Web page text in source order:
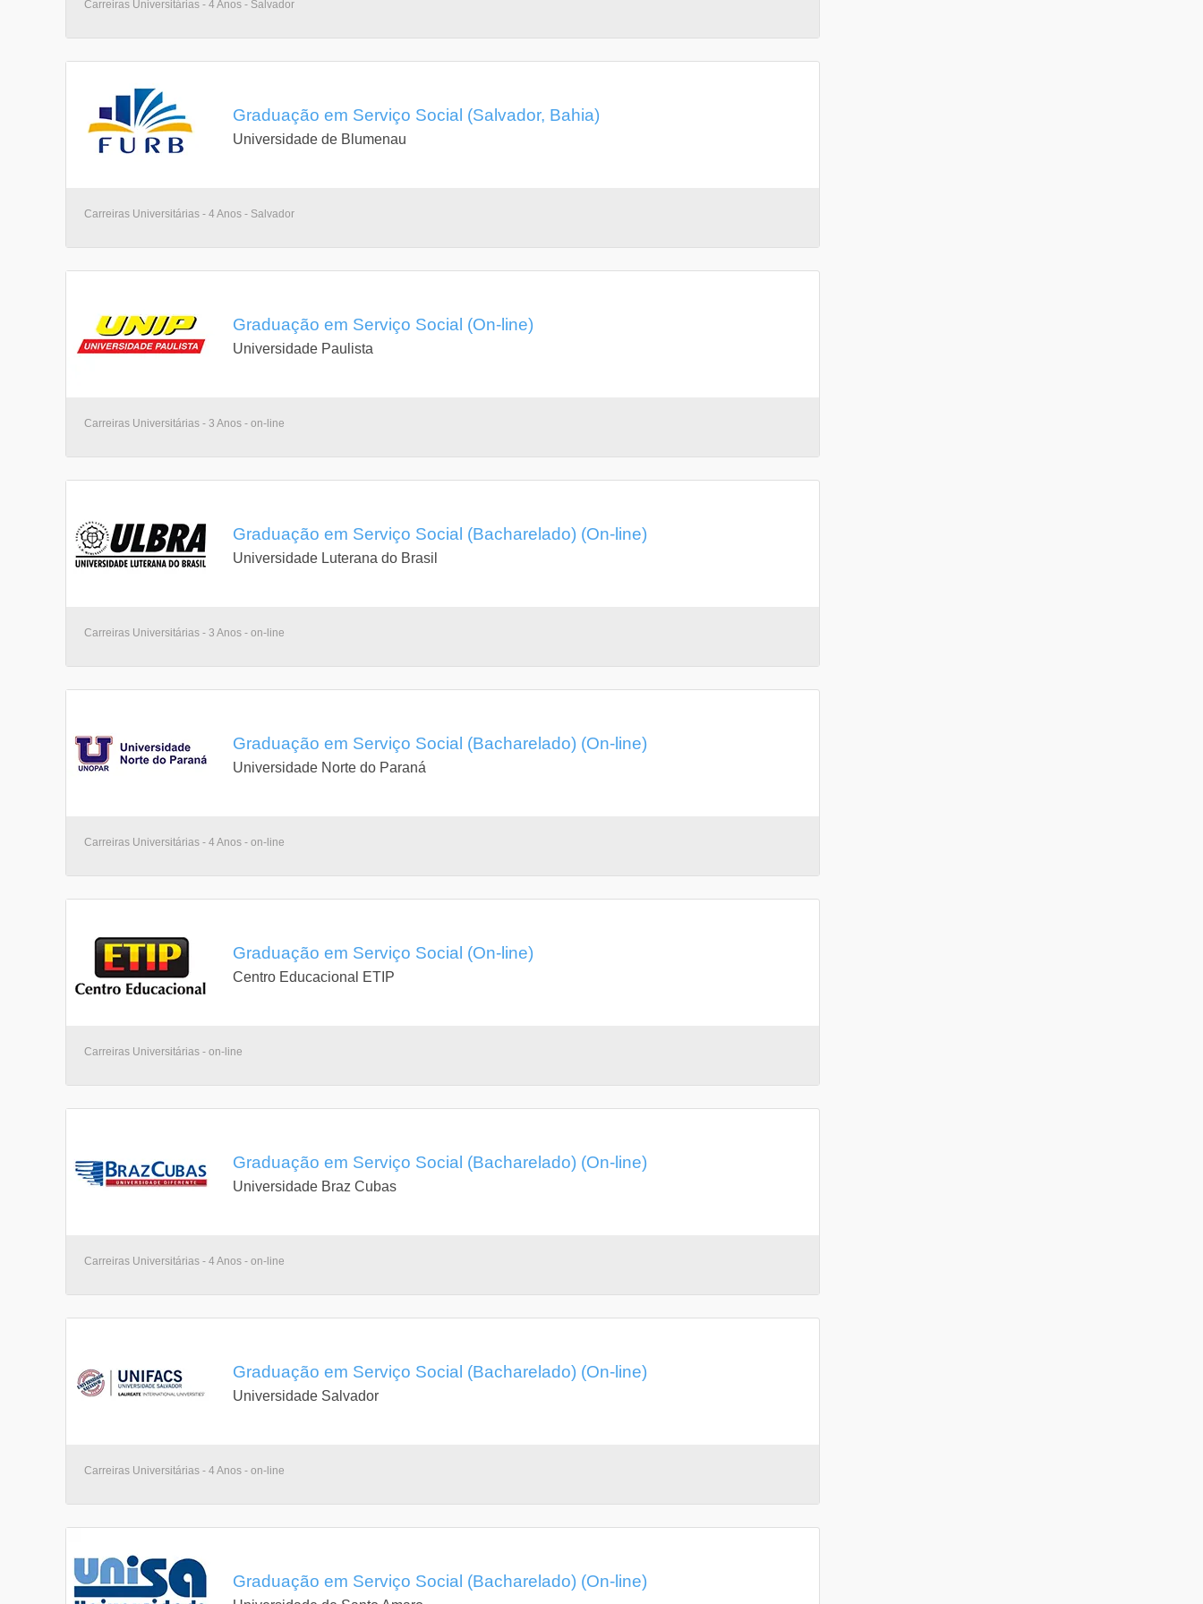
Carreiras Universitárias - 4 Anos - Salvador
Graduação em Serviço Social (Salvador, Bahia)
Universidade de Blumenau
Carreiras Universitárias - 4 Anos - Salvador
Graduação em Serviço Social (On-line)
Universidade Paulista
Carreiras Universitárias - 3 Anos - on-line
Graduação em Serviço Social (Bacharelado) (On-line)
Universidade Luterana do Brasil
Carreiras Universitárias - 3 Anos - on-line
Graduação em Serviço Social (Bacharelado) (On-line)
Universidade Norte do Paraná
Carreiras Universitárias - 4 Anos - on-line
Graduação em Serviço Social (On-line)
Centro Educacional ETIP
Carreiras Universitárias - on-line
Graduação em Serviço Social (Bacharelado) (On-line)
Universidade Braz Cubas
Carreiras Universitárias - 4 Anos - on-line
Graduação em Serviço Social (Bacharelado) (On-line)
Universidade Salvador
Carreiras Universitárias - 4 Anos - on-line
Graduação em Serviço Social (Bacharelado) (On-line)